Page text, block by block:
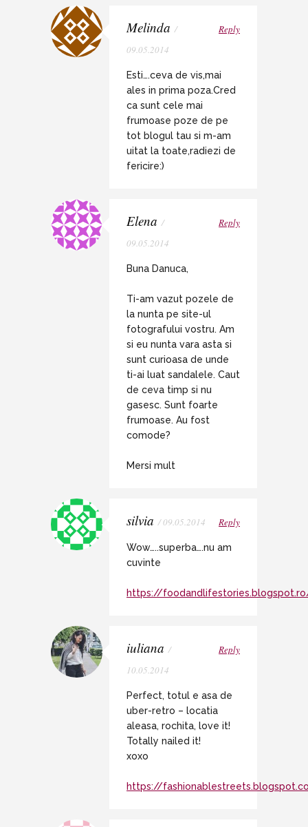
Melinda /
09.05.2014
Reply
Esti….ceva de vis,mai
ales in prima poza.Cred
ca sunt cele mai
frumoase poze de pe
tot blogul tau si m-am
uitat la toate,radiezi de
fericire:)
Elena /
09.05.2014
Reply
Buna Danuca,
Ti-am vazut pozele de
la nunta pe site-ul
fotografului vostru. Am
si eu nunta vara asta si
sunt curioasa de unde
ti-ai luat sandalele. Caut
de ceva timp si nu
gasesc. Sunt foarte
frumoase. Au fost
comode?
Mersi mult
silvia / 09.05.2014 Reply
Wow…..superba….nu am
cuvinte
https://
iuliana /
10.05.2014
Reply
Perfect, totul e asa de
uber-retro – locatia
aleasa, rochita, love it!
Totally nailed it!
xoxo
https://